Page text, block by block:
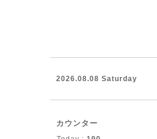
2026.08.08 Saturday
カウンター